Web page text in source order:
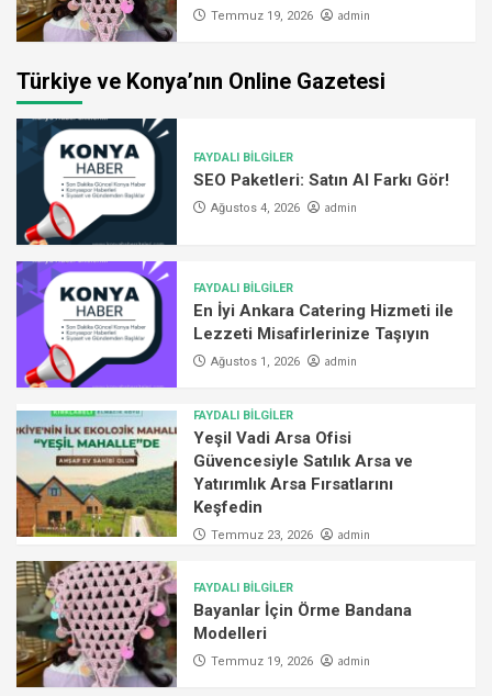
Temmuz 19, 2026 admin
Türkiye ve Konya’nın Online Gazetesi
FAYDALI BİLGİLER
SEO Paketleri: Satın Al Farkı Gör!
Ağustos 4, 2026 admin
FAYDALI BİLGİLER
En İyi Ankara Catering Hizmeti ile
Lezzeti Misafirlerinize Taşıyın
Ağustos 1, 2026 admin
FAYDALI BİLGİLER
Yeşil Vadi Arsa Ofisi
Güvencesiyle Satılık Arsa ve
Yatırımlık Arsa Fırsatlarını
Keşfedin
Temmuz 23, 2026 admin
FAYDALI BİLGİLER
Bayanlar İçin Örme Bandana
Modelleri
Temmuz 19, 2026 admin